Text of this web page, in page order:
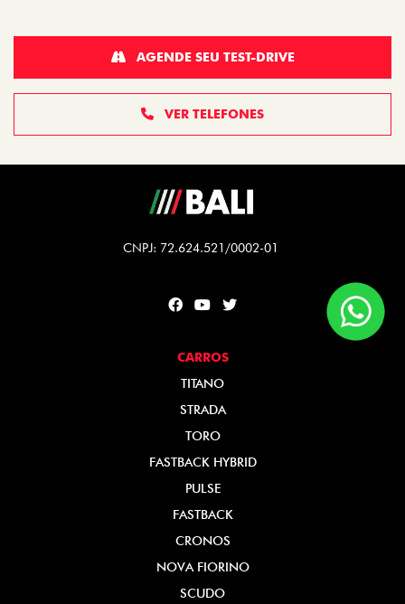
VER TELEFONES
AGENDE SEU TEST-DRIVE
CNPJ: 72.624.521/0002-01
CARROS
TITANO
STRADA
TORO
FASTBACK HYBRID
PULSE
FASTBACK
CRONOS
NOVA FIORINO
SCUDO